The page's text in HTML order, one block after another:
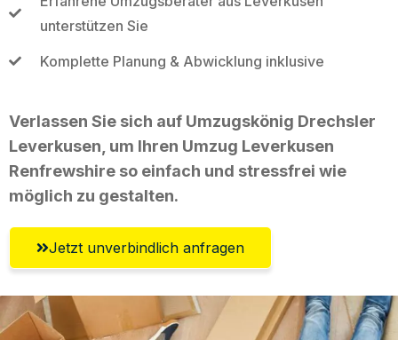
unterstützen Sie
Komplette Planung & Abwicklung inklusive
Verlassen Sie sich auf Umzugskönig Drechsler
Leverkusen, um Ihren Umzug Leverkusen
Renfrewshire so einfach und stressfrei wie
möglich zu gestalten.
Jetzt unverbindlich anfragen